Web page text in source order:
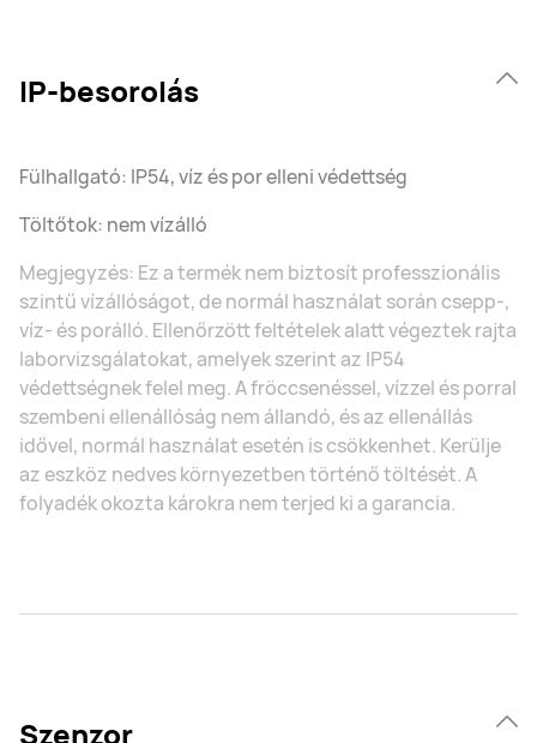
IP-besorolás
Fülhallgató: IP54, víz és por elleni védettség
Töltőtok: nem vízálló
Megjegyzés: Ez a termék nem biztosít professzionális
szintű vízállóságot, de normál használat során csepp-,
víz- és porálló. Ellenőrzött feltételek alatt végeztek rajta
laborvizsgálatokat, amelyek szerint az IP54
védettségnek felel meg. A fröccsenéssel, vízzel és porral
szembeni ellenállóság nem állandó, és az ellenállás
idővel, normál használat esetén is csökkenhet. Kerülje
az eszköz nedves környezetben történő töltését. A
folyadék okozta károkra nem terjed ki a garancia.
Szenzor